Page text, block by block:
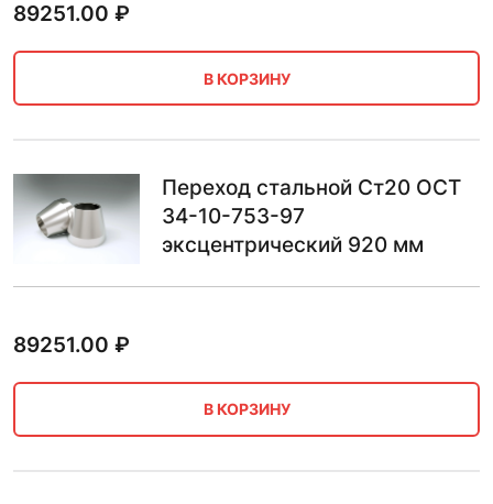
89251.00 ₽
В КОРЗИНУ
Переход стальной Ст20 ОСТ
34-10-753-97
эксцентрический 920 мм
89251.00 ₽
В КОРЗИНУ